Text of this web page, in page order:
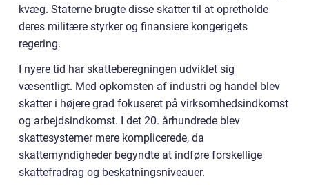
kvæg. Staterne brugte disse skatter til at opretholde
deres militære styrker og finansiere kongerigets
regering.
I nyere tid har skatteberegningen udviklet sig
væsentligt. Med opkomsten af industri og handel blev
skatter i højere grad fokuseret på virksomhedsindkomst
og arbejdsindkomst. I det 20. århundrede blev
skattesystemer mere komplicerede, da
skattemyndigheder begyndte at indføre forskellige
skattefradrag og beskatningsniveauer.